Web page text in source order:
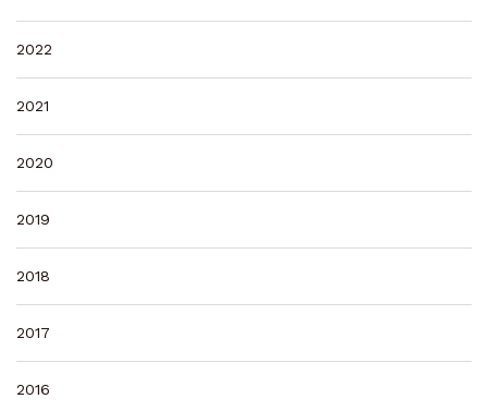
2022
2021
2020
2019
2018
2017
2016